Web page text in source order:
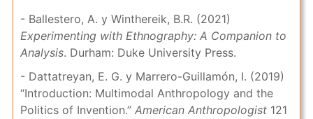
- Ballestero, A. y Winthereik, B.R. (2021)
Experimenting with Ethnography: A Companion to
Analysis. Durham: Duke University Press.
- Dattatreyan, E. G. y Marrero-Guillamón, I. (2019)
“Introduction: Multimodal Anthropology and the
Politics of Invention.” American Anthropologist121